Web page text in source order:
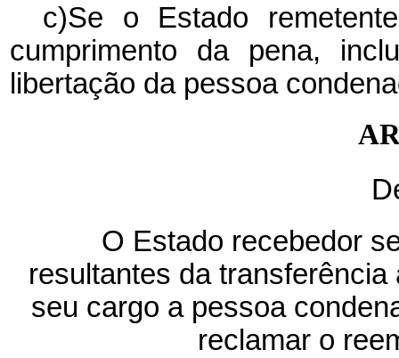
c)Se o Estado
cumprimento da pena,
libertação da pessoa
O Estado recebedor
resultantes da
seu cargo a pessoa
reclamar o